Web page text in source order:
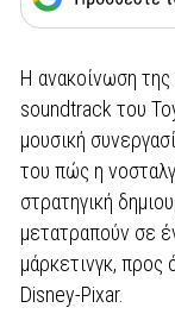
Η ανακοίνωση
soundtrack του
μουσική
του πώς η
στρατηγική
μετατραπούν σε
μάρκετινγκ,
Disney-Pixar.